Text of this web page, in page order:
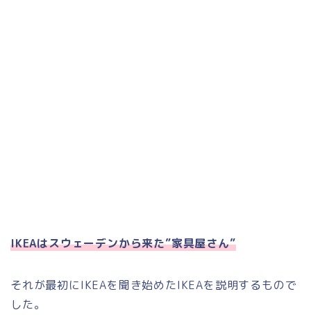
IKEAはスウェーデンから来た”家具屋さん”
それが最初にIKEAを聞き始めたIKEAを説明するもので
した。